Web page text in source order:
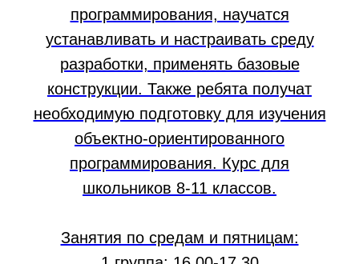
программирования, научатся
устанавливать и настраивать среду
разработки, применять базовые
конструкции. Также ребята получат
необходимую подготовку для изучения
объектно-ориентированного
программирования. Курс для
школьников 8-11 классов.
Занятия по средам и пятницам: